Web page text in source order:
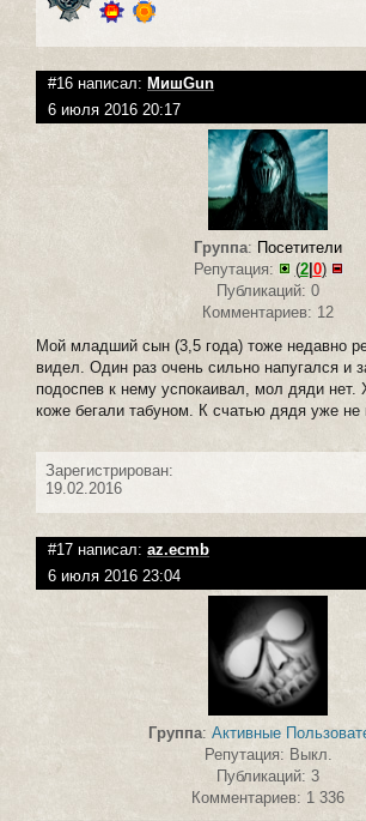
#16 написал: МишGun
6 июля 2016 20:17
Группа: Посетители
Репутация:
(2| 0)
Публикаций: 0
Комментариев: 12
Мой младший сын (3,5 года) тоже недавно
видел. Один раз очень сильно напугался и
подоспев к нему успокаивал, мол дяди нет.
коже бегали табуном. К счатью дядя уже не
Зарегистрирован:
19.02.2016
#17 написал: az.ecmb
6 июля 2016 23:04
Группа: Активные
Репутация: Выкл.
Публикаций: 3
Комментариев: 1 336